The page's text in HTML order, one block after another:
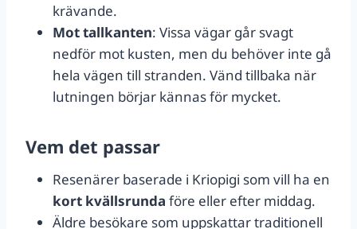
krävande.
Mot tallkanten: Vissa vägar går svagt
nedför mot kusten, men du behöver inte gå
hela vägen till stranden. Vänd tillbaka när
lutningen börjar kännas för mycket.
Vem det passar
Resenärer baserade i Kriopigi som vill ha en
kort kvällsrunda före eller efter middag.
Äldre besökare som uppskattar traditionell